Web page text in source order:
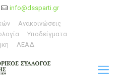
info@dssparti.gr
Ανακοινώσεις
Υποδείγματα
ΛΕΑΔ